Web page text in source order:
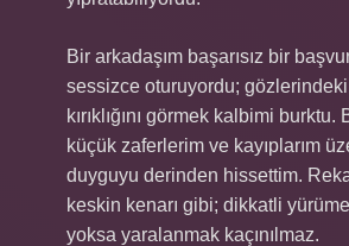
Bir arkadaşım başarısız bir
sessizce oturuyordu; gözlerindeki
kırıklığını görmek kalbimi
küçük zaferlerim ve kayıplarım
duyguyu derinden hissettim.
keskin kenarı gibi; dikkatli
yoksa yaralanmak kaçınılmaz.